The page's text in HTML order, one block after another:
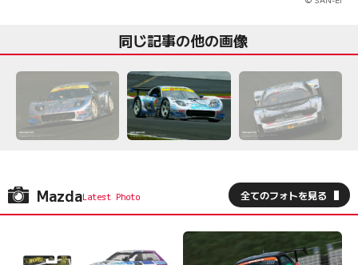
同じ記事の他の画像
Mazda 全てのフォトを見る